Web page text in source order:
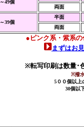
49個
両面
39個
半面
両面
●ピンク系・紫系の
まずはお
※転写印刷は数量･
※撥
5００個以上
30個以